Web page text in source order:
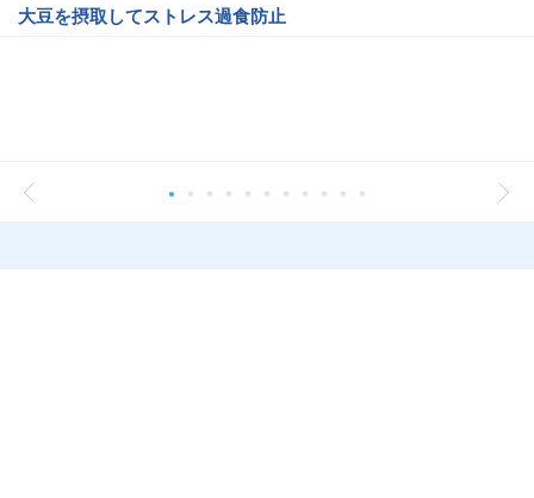
大豆を摂取してストレス過食防止